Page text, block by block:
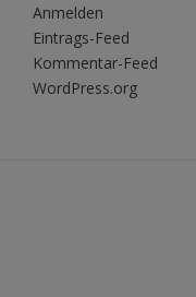
Anmelden
Eintrags-Feed
Kommentar-Feed
WordPress.org